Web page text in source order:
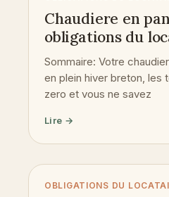
Chaudiere en
obligations du
Sommaire: Votre
en plein hiver breton, les
zero et vous ne savez
Lire →
OBLIGATIONS DU